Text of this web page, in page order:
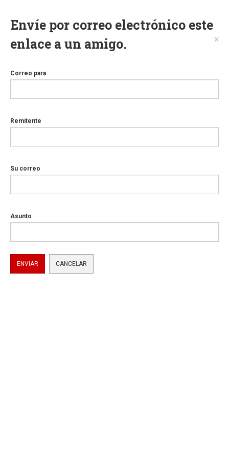
Envíe por correo electrónico este
enlace a un amigo.
×
Correo para
Remitente
Su correo
Asunto
ENVIAR CANCELAR